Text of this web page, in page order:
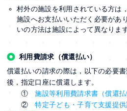
村外の施設を利用されている方は
施設へお支払いいただく必要があ
いの方法は施設によって異なります
利用費請求（償還払い）
償還払いの請求の際は，以下の必要
後，指定口座に償還します。
①施設等利用費請求書（償還払
②特定子ども・子育て支援提